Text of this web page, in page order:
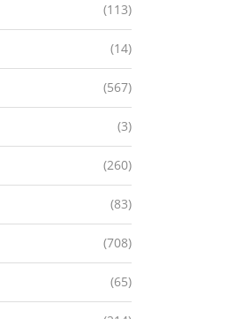
(113)
(14)
(567)
(3)
(260)
(83)
(708)
(65)